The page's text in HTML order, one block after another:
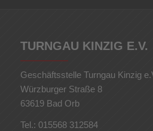
TURNGAU KINZIG E.V.
Geschäftsstelle Turngau Kinzig
Würzburger Straße 8
63619 Bad Orb
Tel.: 015568 312584